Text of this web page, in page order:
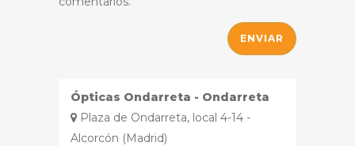
Ópticas Ondarreta - Ondarreta
Plaza de Ondarreta, local 4-14 -
Alcorcón (Madrid)